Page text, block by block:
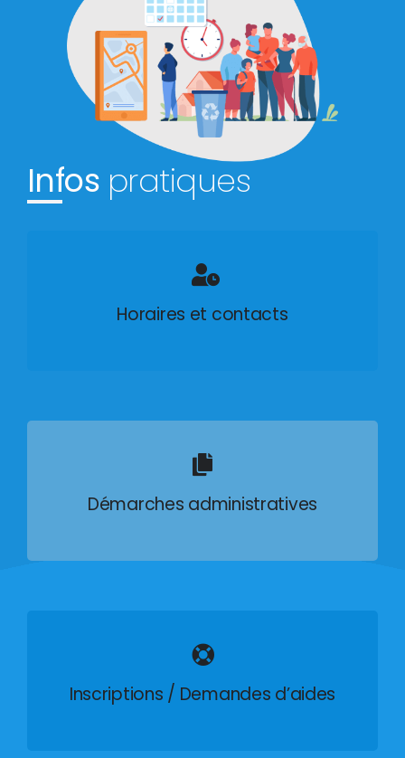
Infos pratiques
Horaires et contacts
Démarches administratives
Inscriptions / Demandes d’aides